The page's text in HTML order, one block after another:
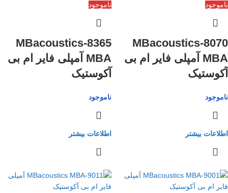
ناموجود
8070-MBacoustics
MBA آمپلی فایر ام بی
آکوستیک
ناموجود
اطلاعات بیشتر
ناموجود
8365-MBacoustics
MBA آمپلی فایر ام بی
آکوستیک
ناموجود
اطلاعات بیشتر